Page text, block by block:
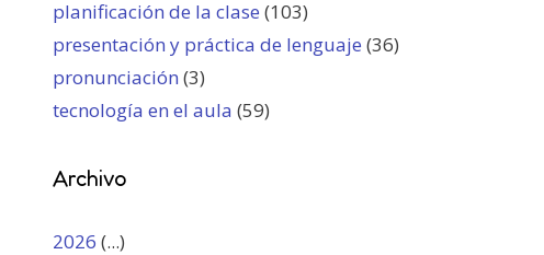
planificación de la clase (103)
presentación y práctica de lenguaje (36)
pronunciación (3)
tecnología en el aula (59)
Archivo
2026 (...)